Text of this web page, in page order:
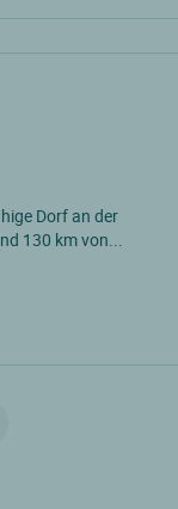
Dorf an der
130 km von...